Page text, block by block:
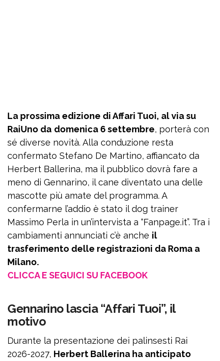
La prossima edizione di Affari Tuoi, al via su
RaiUno da domenica 6 settembre, porterà con
sé diverse novità. Alla conduzione resta
confermato Stefano De Martino, affiancato da
Herbert Ballerina, ma il pubblico dovrà fare a
meno di Gennarino, il cane diventato una delle
mascotte più amate del programma. A
confermarne l’addio è stato il dog trainer
Massimo Perla in un’intervista a “Fanpage.it”. Tra i
cambiamenti annunciati c’è anche il
trasferimento delle registrazioni da Roma a
Milano.
CLICCA E SEGUICI SU FACEBOOK
Gennarino lascia “Affari Tuoi”, il
motivo
Durante la presentazione dei palinsesti Rai
2026-2027, Herbert Ballerina ha anticipato